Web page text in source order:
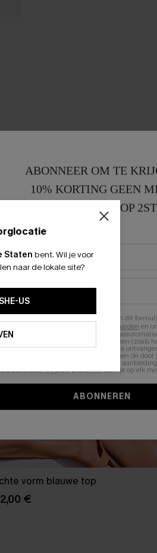
vorm blauwe top
€
Staten bent. Wil je voor
naar de lokale site?
US
ABONNEER OM TE
10% KORTING GEEN
15% KORTING OP
Door je contactgegevens in te vullen en dit
Algemene Voorwaarden en
stemt er tevens mee in om herhaalde
en gepersonaliseerde marketingberichten (zoals
winkelwagen) en e-mails van Cupshe te
niet vereist voor een aankoop. We kunnen de
informatie gebruiken om producten en
die aansluiten bij jouw profiel. Je kunt je op elk
ABONNEREN